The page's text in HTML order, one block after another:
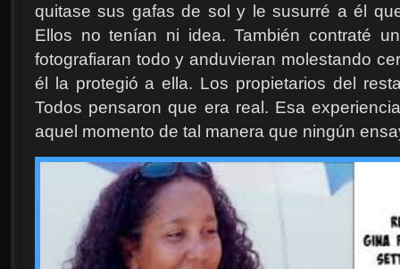
quitase sus gafas de sol y le susurré a él
Ellos no tenían ni idea. También contraté
fotografiaran todo y anduvieran molestando
él la protegió a ella. Los propietarios del
Todos pensaron que era real. Esa
aquel momento de tal manera que ningún